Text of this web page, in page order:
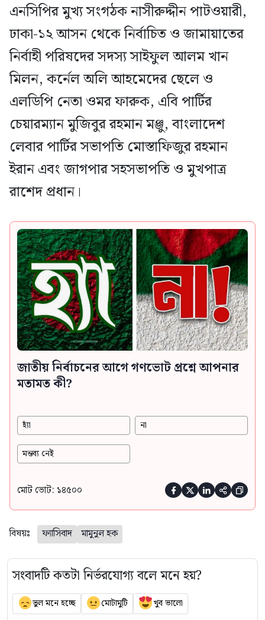
এনসিপির মুখ্য সংগঠক নাসীরুদ্দীন পাটওয়ারী,
ঢাকা-১২ আসন থেকে নির্বাচিত ও জামায়াতের
নির্বাহী পরিষদের সদস্য সাইফুল আলম খান
মিলন, কর্নেল অলি আহমেদের ছেলে ও
এলডিপি নেতা ওমর ফারুক, এবি পার্টির
চেয়ারম্যান মুজিবুর রহমান মঞ্জু, বাংলাদেশ
লেবার পার্টির সভাপতি মোস্তাফিজুর রহমান
ইরান এবং জাগপার সহসভাপতি ও মুখপাত্র
রাশেদ প্রধান।
জাতীয় নির্বাচনের আগে গণভোট প্রশ্নে আপনার
মতামত কী?
হ্যাঁ না
মন্তব্য নেই
মোট ভোট: ১৪৫০০     
বিষয়ঃ ফ্যাসিবাদ মামুনুল হক
সংবাদটি কতটা নির্ভরযোগ্য বলে মনে হয়?
ভুল মনে হচ্ছে মোটামুটি খুব ভালো